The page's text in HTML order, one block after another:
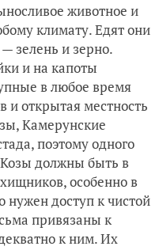
животное и
климату. Едят они
зелень и зерно.
и на капоты
в любое время
и открытая местность
Камерунские
поэтому одного
Козы должны быть в
особенно в
нужен доступ к чистой
привязаны к
к ним. Их